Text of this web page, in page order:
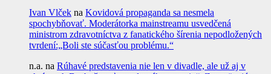
Ivan Vlček na Kovidová propaganda sa nesmela
spochybňovať. Moderátorka mainstreamu usvedčená
ministrom zdravotníctva z fanatického šírenia nepodložených
tvrdení:„Boli ste súčasťou problému.“
n.a. na Rúhavé predstavenia nie len v divadle, ale už aj v